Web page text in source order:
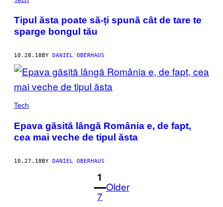
Tipul ăsta poate să-ți spună cât de tare te
sparge bongul tău
10.28.18BY DANIEL OBERHAUS
Tech
Epava găsită lângă România e, de fapt,
cea mai veche de tipul ăsta
10.27.18BY DANIEL OBERHAUS
1
7
Older